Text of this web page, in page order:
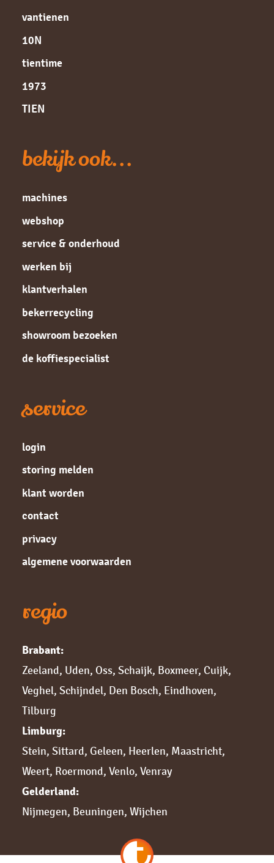
vantienen
10N
tientime
1973
TIEN
bekijk ook...
machines
webshop
service & onderhoud
werken bij
klantverhalen
bekerrecycling
showroom bezoeken
de koffiespecialist
service
login
storing melden
klant worden
contact
privacy
algemene voorwaarden
regio
Brabant:
Zeeland, Uden, Oss, Schaijk, Boxmeer, Cuijk,
Veghel, Schijndel, Den Bosch, Eindhoven,
Tilburg
Limburg:
Stein, Sittard, Geleen, Heerlen, Maastricht,
Weert, Roermond, Venlo, Venray
Gelderland:
Nijmegen, Beuningen, Wijchen